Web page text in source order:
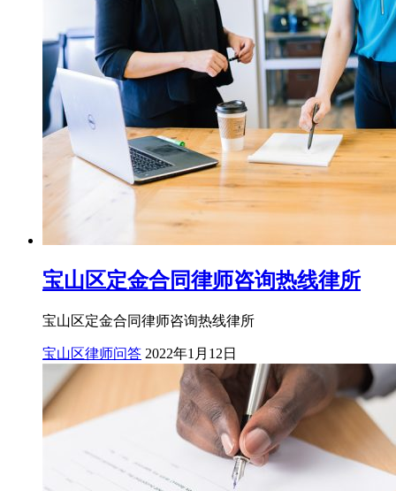
宝山区定金合同律师咨询热线律所
宝山区定金合同律师咨询热线律所
宝山区律师问答 2022年1月12日